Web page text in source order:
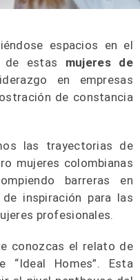
espacios en el
de estas mujeres de
en empresas
de constancia
las trayectorias de
mujeres colombianas
barreras en
inspiración para las
profesionales.
conozcas el relato de
Homes”. Esta